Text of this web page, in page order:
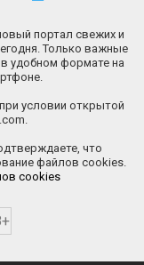
портал свежих и
Только важные
удобном формате на
условии открытой
что
файлов cookies.
cookies